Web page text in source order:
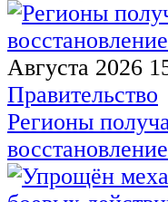
Августа 2026
Правительство
Регионы